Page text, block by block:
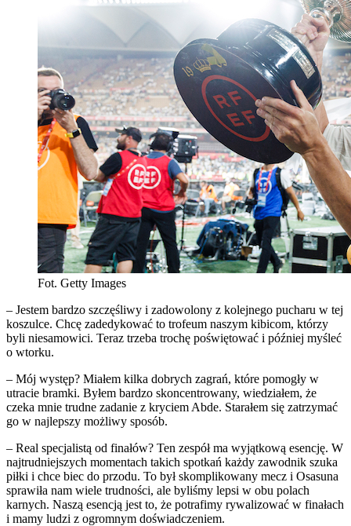
Fot. Getty Images
– Jestem bardzo szczęśliwy i zadowolony z kolejnego pucharu w tej
koszulce. Chcę zadedykować to trofeum naszym kibicom, którzy
byli niesamowici. Teraz trzeba trochę poświętować i później myśleć
o wtorku.
– Mój występ? Miałem kilka dobrych zagrań, które pomogły w
utracie bramki. Byłem bardzo skoncentrowany, wiedziałem, że
czeka mnie trudne zadanie z kryciem Abde. Starałem się zatrzymać
go w najlepszy możliwy sposób.
– Real specjalistą od finałów? Ten zespół ma wyjątkową esencję. W
najtrudniejszych momentach takich spotkań każdy zawodnik szuka
piłki i chce biec do przodu. To był skomplikowany mecz i Osasuna
sprawiła nam wiele trudności, ale byliśmy lepsi w obu polach
karnych. Naszą esencją jest to, że potrafimy rywalizować w finałach
i mamy ludzi z ogromnym doświadczeniem.